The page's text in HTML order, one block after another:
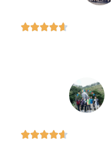

